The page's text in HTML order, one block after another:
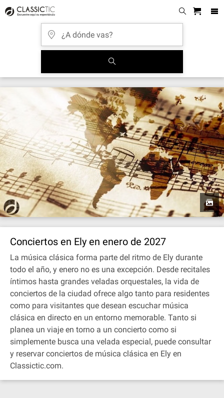
Conciertos en Ely en enero de 2027
La música clásica forma parte del ritmo de Ely durante
todo el año, y enero no es una excepción. Desde recitales
íntimos hasta grandes veladas orquestales, la vida de
conciertos de la ciudad ofrece algo tanto para residentes
como para visitantes que desean escuchar música
clásica en directo en un entorno memorable. Tanto si
planea un viaje en torno a un concierto como si
simplemente busca una velada especial, puede consultar
y reservar conciertos de música clásica en Ely en
Classictic.com.